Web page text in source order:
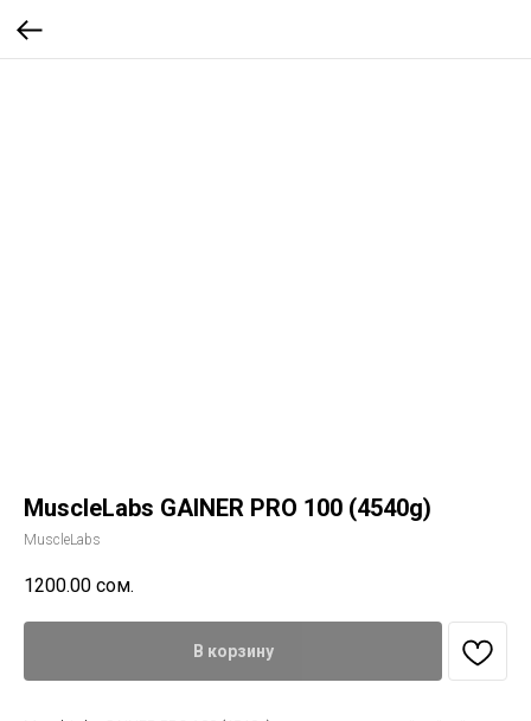
MuscleLabs GAINER PRO 100 (4540g)
MuscleLabs
1200.00 сом.
В корзину